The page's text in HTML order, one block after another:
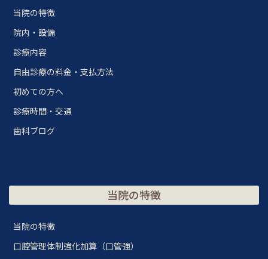
当院の特徴
院内・設備
診療内容
自由診療の料金・支払方法
初めての方へ
診療時間・交通
歯科ブログ
当院の特徴
当院の特徴
口腔管理体制強化加算（口管強）